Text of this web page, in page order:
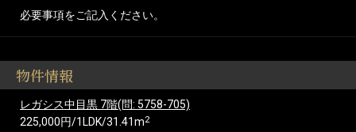
必要事項をご記入ください。
物件情報
レガシス中目黒 7階(問: 5758-705)
225,000円/1LDK/31.41m2